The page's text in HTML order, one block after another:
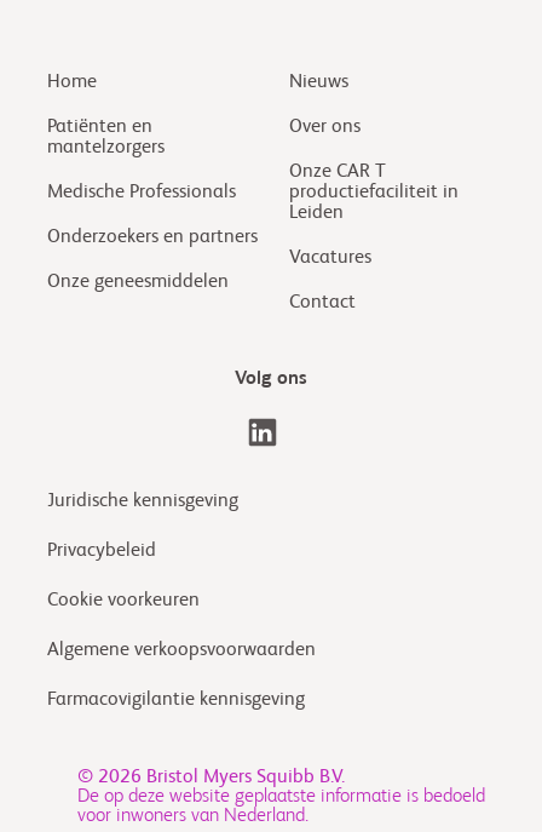
Home
Patiënten en
mantelzorgers
Medische Professionals
Onderzoekers en partners
Onze geneesmiddelen
Nieuws
Over ons
Onze CAR T
productiefaciliteit in
Leiden
Vacatures
Contact
Volg ons
Juridische kennisgeving
Privacybeleid
Cookie voorkeuren
Algemene verkoopsvoorwaarden
Farmacovigilantie kennisgeving
© 2026 Bristol Myers Squibb B.V.
De op deze website geplaatste informatie is bedoeld
voor inwoners van Nederland.